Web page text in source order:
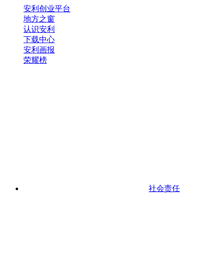
安利创业平台
地方之窗
认识安利
下载中心
安利画报
荣耀榜
社会责任